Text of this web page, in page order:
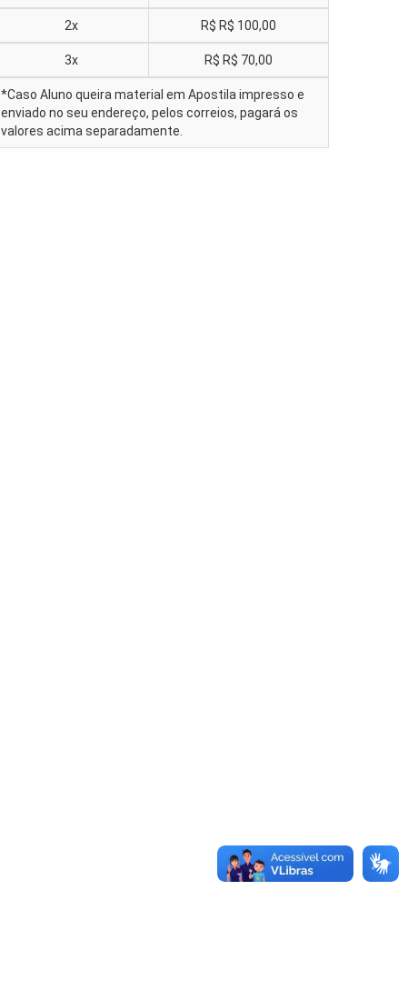
2x R$ R$ 100,00
3x R$ R$ 70,00
*Caso Aluno queira material em Apostila impresso e
enviado no seu endereço, pelos correios, pagará os
valores acima separadamente.